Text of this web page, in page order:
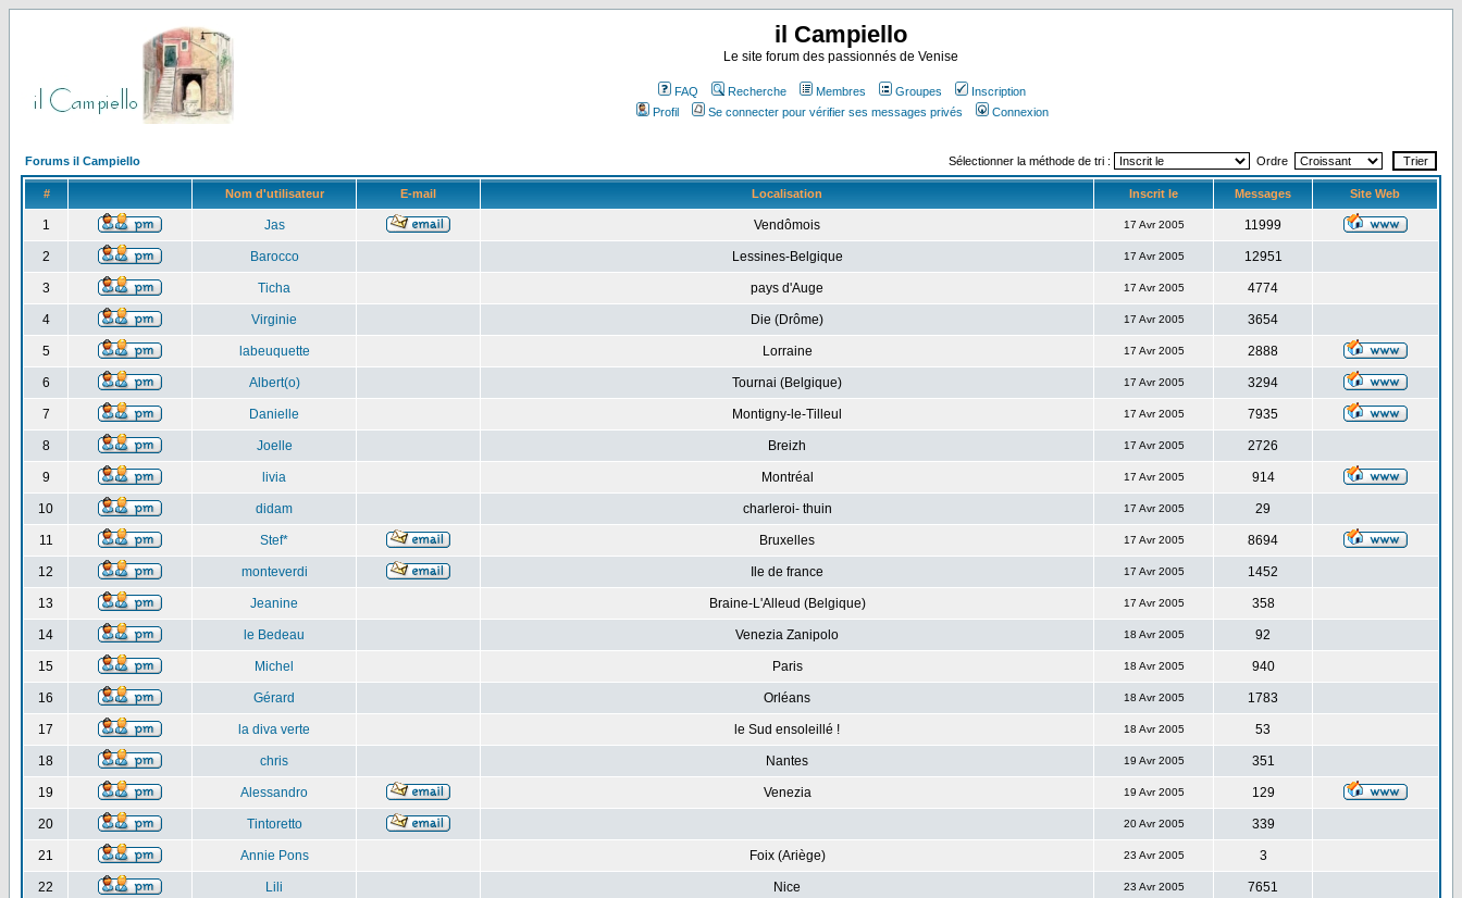
il Campiello
Le site forum des passionnés de Venise
FAQ Recherche Membres Groupes
Inscription
Profil
Se connecter pour vérifier ses messages privés Connexion
Forums il Campiello Sélectionner la méthode de tri : Ordre
# Nom d'utilisateur E-mail Localisation Inscrit le Messages Site Web
1 Jas Vendômois 17 Avr 2005 11999
2 Barocco Lessines-Belgique 17 Avr 2005 12951
3 Ticha pays d'Auge 17 Avr 2005 4774
4 Virginie Die (Drôme) 17 Avr 2005 3654
5 labeuquette Lorraine 17 Avr 2005 2888
6 Albert(o) Tournai (Belgique) 17 Avr 2005 3294
7 Danielle Montigny-le-Tilleul 17 Avr 2005 7935
8 Joelle Breizh 17 Avr 2005 2726
9 livia Montréal 17 Avr 2005 914
10 didam charleroi- thuin 17 Avr 2005 29
11 Stef* Bruxelles 17 Avr 2005 8694
12 monteverdi Ile de france 17 Avr 2005 1452
13 Jeanine Braine-L'Alleud (Belgique) 17 Avr 2005 358
14 le Bedeau Venezia Zanipolo 18 Avr 2005 92
15 Michel Paris 18 Avr 2005 940
16 Gérard Orléans 18 Avr 2005 1783
17 la diva verte le Sud ensoleillé ! 18 Avr 2005 53
18 chris Nantes 19 Avr 2005 351
19 Alessandro Venezia 19 Avr 2005 129
20 Tintoretto 20 Avr 2005 339
21 Annie Pons Foix (Ariège) 23 Avr 2005 3
22 Lili Nice 23 Avr 2005 7651